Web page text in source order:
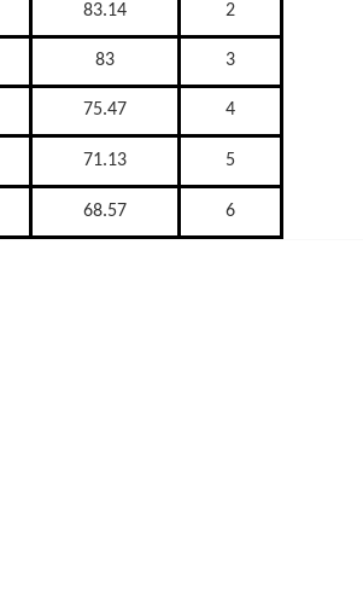
83.14 2
83 3
75.47 4
71.13 5
68.57 6